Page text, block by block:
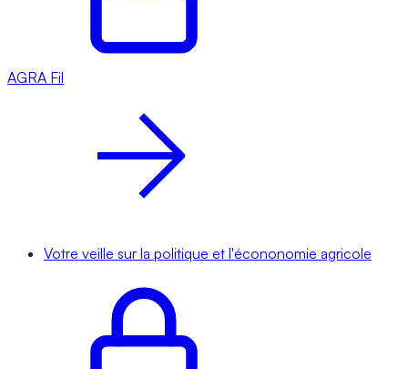
AGRA Fil
Votre veille sur la politique et l'écononomie agricole